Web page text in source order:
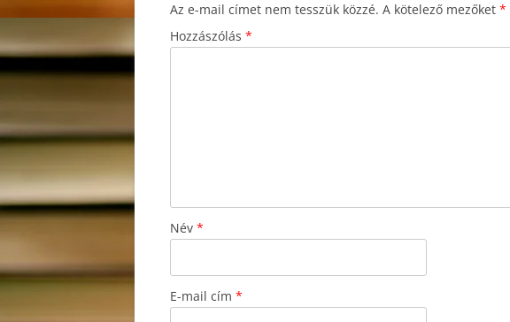
Az e-mail címet nem tesszük közzé. A kötelező mezőket *
Hozzászólás *
Név *
E-mail cím *